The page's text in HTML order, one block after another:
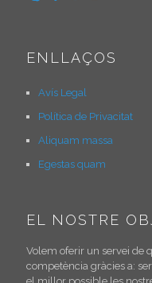
ENLLAÇOS
Avís Legal
Política de Privacitat
Aliquam massa
Egestas quam
EL NOSTRE
Volem oferir un servei de
competència gràcies a: